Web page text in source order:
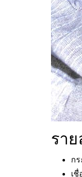
รา
ก
เ